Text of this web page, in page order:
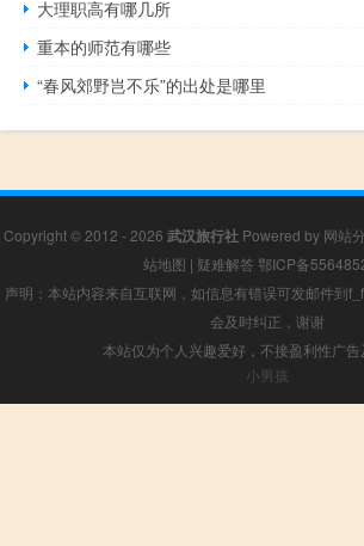
大理职高有哪几所
重本的师范有哪些
“春风郊野岂不乐”的出处是哪里
Copyright © 2012 - 2026 武汉旅行社 Powered by 网站
站地图 | 疑难解答 鄂ICP备
声明：本站内容来自互联网，如信息有错误可发邮件到
会及时纠正，谢谢
本站仅为个人兴趣爱好，不接盈利性广
小男孩